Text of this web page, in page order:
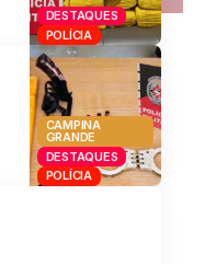
DESTAQUES
POLÍCIA
CAMPINA
GRANDE
DESTAQUES
POLÍCIA